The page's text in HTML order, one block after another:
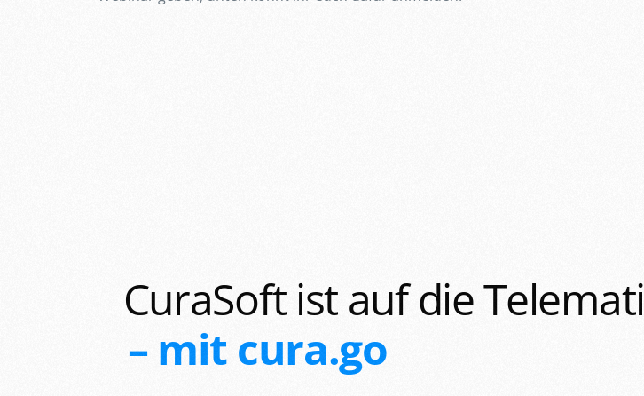
CuraSoft ist auf die
– mit cura.go